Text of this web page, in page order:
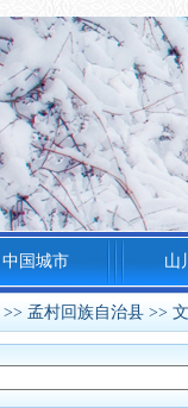
中国城市 山
>> 孟村回族自治县 >>